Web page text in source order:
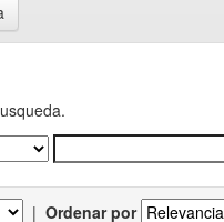
| Ordenar por